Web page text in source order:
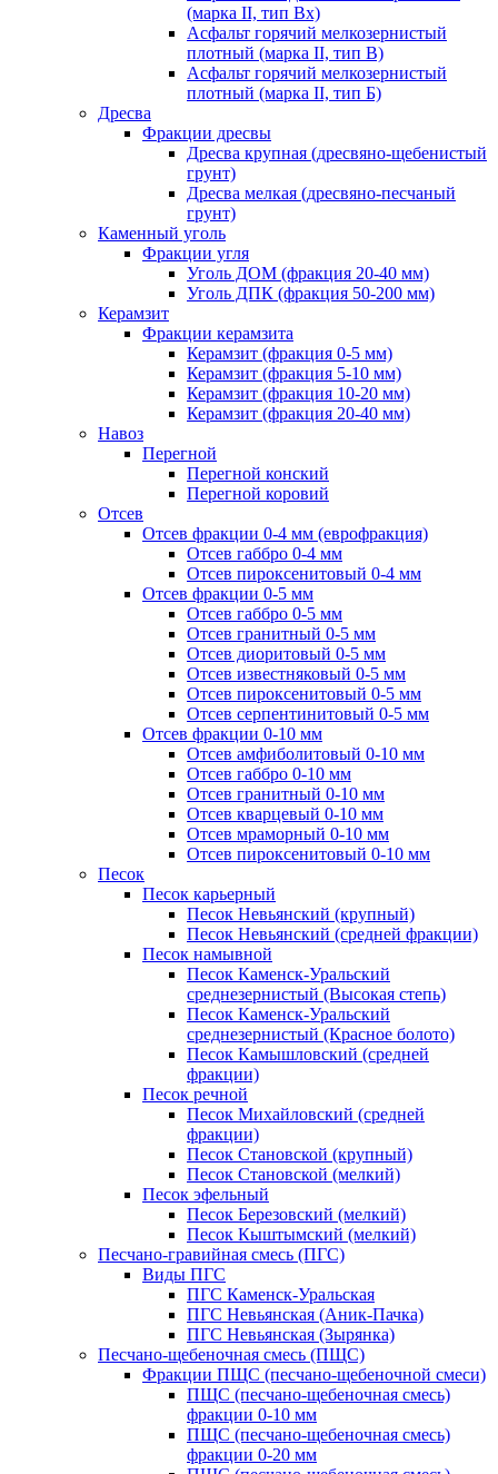
(марка II, тип Вх)
Асфальт горячий мелкозернистый
плотный (марка II, тип В)
Асфальт горячий мелкозернистый
плотный (марка II, тип Б)
Дресва
Фракции дресвы
Дресва крупная (дресвяно-щебенистый
грунт)
Дресва мелкая (дресвяно-песчаный
грунт)
Каменный уголь
Фракции угля
Уголь ДОМ (фракция 20-40 мм)
Уголь ДПК (фракция 50-200 мм)
Керамзит
Фракции керамзита
Керамзит (фракция 0-5 мм)
Керамзит (фракция 5-10 мм)
Керамзит (фракция 10-20 мм)
Керамзит (фракция 20-40 мм)
Навоз
Перегной
Перегной конский
Перегной коровий
Отсев
Отсев фракции 0-4 мм (еврофракция)
Отсев габбро 0-4 мм
Отсев пироксенитовый 0-4 мм
Отсев фракции 0-5 мм
Отсев габбро 0-5 мм
Отсев гранитный 0-5 мм
Отсев диоритовый 0-5 мм
Отсев известняковый 0-5 мм
Отсев пироксенитовый 0-5 мм
Отсев серпентинитовый 0-5 мм
Отсев фракции 0-10 мм
Отсев амфиболитовый 0-10 мм
Отсев габбро 0-10 мм
Отсев гранитный 0-10 мм
Отсев кварцевый 0-10 мм
Отсев мраморный 0-10 мм
Отсев пироксенитовый 0-10 мм
Песок
Песок карьерный
Песок Невьянский (крупный)
Песок Невьянский (средней фракции)
Песок намывной
Песок Каменск-Уральский
среднезернистый (Высокая степь)
Песок Каменск-Уральский
среднезернистый (Красное болото)
Песок Камышловский (средней
фракции)
Песок речной
Песок Михайловский (средней
фракции)
Песок Становской (крупный)
Песок Становской (мелкий)
Песок эфельный
Песок Березовский (мелкий)
Песок Кыштымский (мелкий)
Песчано-гравийная смесь (ПГС)
Виды ПГС
ПГС Каменск-Уральская
ПГС Невьянская (Аник-Пачка)
ПГС Невьянская (Зырянка)
Песчано-щебеночная смесь (ПЩС)
Фракции ПЩС (песчано-щебеночной смеси)
ПЩС (песчано-щебеночная смесь)
фракции 0-10 мм
ПЩС (песчано-щебеночная смесь)
фракции 0-20 мм